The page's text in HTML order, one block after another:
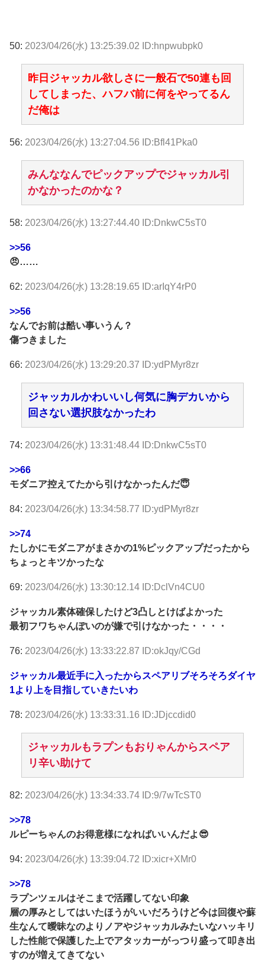
50: 2023/04/26(水) 13:25:39.02 ID:hnpwubpk0
昨日ジャッカル欲しさに一般石で50連も回
してしまった、ハフバ前に何をやってるん
だ俺は
56: 2023/04/26(水) 13:27:04.56 ID:Bfl41Pka0
みんななんでピックアップでジャッカル引
かなかったのかな？
58: 2023/04/26(水) 13:27:44.40 ID:DnkwC5sT0
>>56
😠……
62: 2023/04/26(水) 13:28:19.65 ID:arIqY4rP0
>>56
なんでお前は酷い事いうん？
傷つきました
66: 2023/04/26(水) 13:29:20.37 ID:ydPMyr8zr
ジャッカルかわいいし何気に胸デカいから
回さない選択肢なかったわ
74: 2023/04/26(水) 13:31:48.44 ID:DnkwC5sT0
>>66
モダニア控えてたから引けなかったんだ😇
84: 2023/04/26(水) 13:34:58.77 ID:ydPMyr8zr
>>74
たしかにモダニアがまさかの1%ピックアップだったから
ちょっとキツかったな
69: 2023/04/26(水) 13:30:12.14 ID:DclVn4CU0
ジャッカル素体確保したけど3凸しとけばよかった
最初フワちゃんぽいのが嫌で引けなかった・・・・
76: 2023/04/26(水) 13:33:22.87 ID:okJqy/CGd
ジャッカル最近手に入ったからスペアリブそろそろダイヤ
1より上を目指していきたいわ
78: 2023/04/26(水) 13:33:31.16 ID:JDjccdid0
ジャッカルもラプンもおりゃんからスペア
リ辛い助けて
82: 2023/04/26(水) 13:34:33.74 ID:9/7wTcST0
>>78
ルピーちゃんのお得意様になればいいんだよ😎
94: 2023/04/26(水) 13:39:04.72 ID:xicr+XMr0
>>78
ラプンツェルはそこまで活躍してない印象
層の厚みとしてはいたほうがいいだろうけど今は回復や蘇
生なんて曖昧なのよりノアやジャッカルみたいなハッキリ
した性能で保護した上でアタッカーがっつり盛って叩き出
すのが増えてきてない